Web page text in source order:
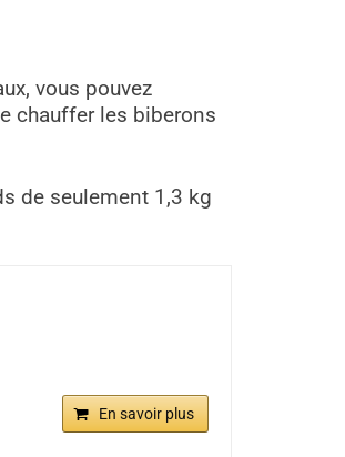
vous pouvez
chauffer les biberons
de seulement 1,3 kg
En savoir plus